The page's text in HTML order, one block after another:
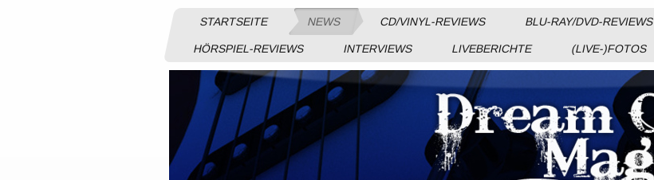
STARTSEITE NEWS CD/VINYL-REVIEWS BLU-RAY/DVD-REVIEWS
HÖRSPIEL-REVIEWS INTERVIEWS LIVEBERICHTE (LIVE-)FOTOS